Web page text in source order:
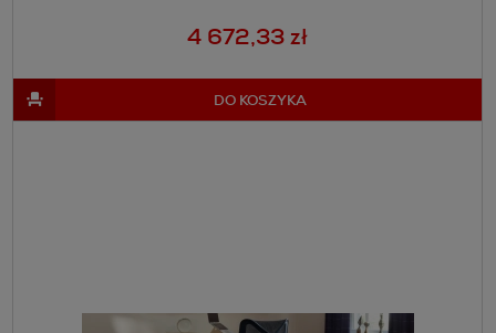
4 672,33 zł
DO KOSZYKA